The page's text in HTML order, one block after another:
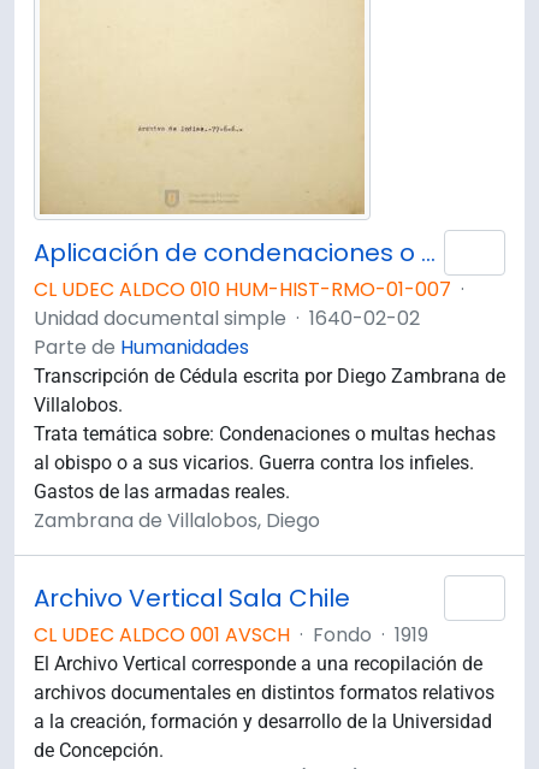
Aplicación de condenaciones o multas a la guerra contra los infieles
CL UDEC ALDCO 010 HUM-HIST-RMO-01-007 ·
Unidad documental simple · 1640-02-02
Parte de Humanidades
Transcripción de Cédula escrita por Diego Zambrana de
Villalobos.
Trata temática sobre: Condenaciones o multas hechas
al obispo o a sus vicarios. Guerra contra los infieles.
Gastos de las armadas reales.
Zambrana de Villalobos, Diego
Archivo Vertical Sala Chile
CL UDEC ALDCO 001 AVSCH · Fondo · 1919
El Archivo Vertical corresponde a una recopilación de
archivos documentales en distintos formatos relativos
a la creación, formación y desarrollo de la Universidad
de Concepción.